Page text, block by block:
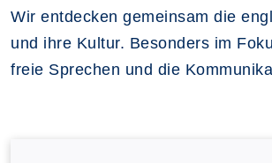
Wir entdecken gemeinsam die
und ihre Kultur. Besonders im
freie Sprechen und die